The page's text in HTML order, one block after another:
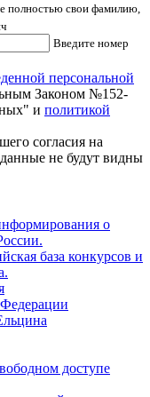
полностью свои фамилию,
Введите номер
персональной
Законом №152-
и политикой
согласия на
не будут видны